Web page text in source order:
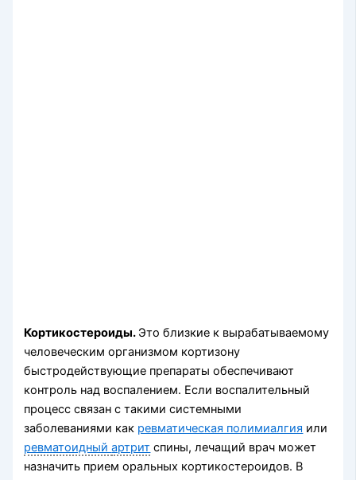
Кортикостероиды. Это близкие к вырабатываемому
человеческим организмом кортизону
быстродействующие препараты обеспечивают
контроль над воспалением. Если воспалительный
процесс связан с такими системными
заболеваниями как ревматическая полимиалгия или
ревматоидныйартрит спины, лечащий врач может
назначить прием оральных кортикостероидов. В